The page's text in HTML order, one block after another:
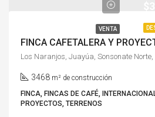
VENTA
Los Naranjos, Juayúa, Sonsonate
3468 m² de construcción
FINCA, FINCAS DE CAFÉ,
PROYECTOS, TERRENOS